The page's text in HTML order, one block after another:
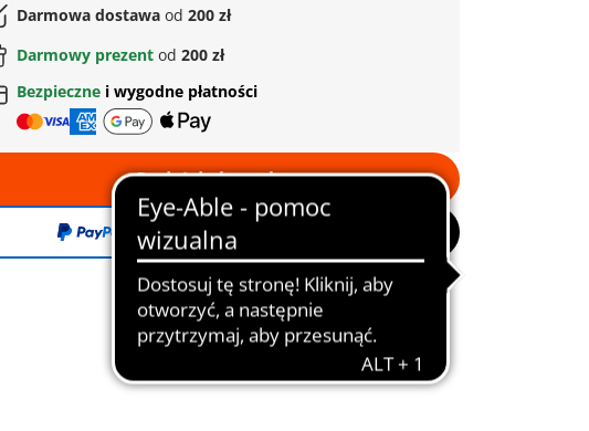
Darmowa dostawaod 200 zł
Darmowy prezentod 200 zł
Bezpieczne i wygodne płatności
Dodaj do koszyka